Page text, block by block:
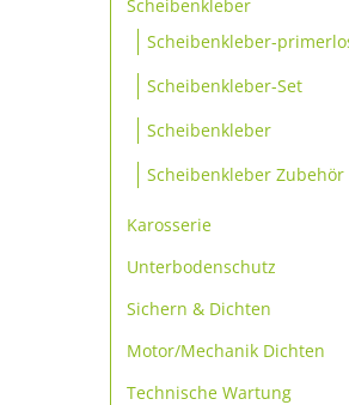
Scheibenkleber
Scheibenkleber-
Scheibenkleber-Set
Scheibenkleber
Scheibenkleber Zubehör
Karosserie
Karosserie Klebe- und
Karosserie-Reparatur
Karosseriedichtschnur & -
bänder
Unterbodenschutz
Unterbodenschutz &
Sichern & Dichten
Schrauben sichern
Sichern
Motor/Mechanik Dichten
Motordichtmassen
Technische Wartung